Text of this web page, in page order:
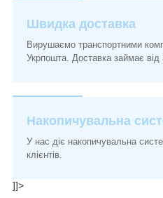
Швидка доставка
Вирушаємо транспортними
Укрпошта. Доставка займає від
Накопичувальна
У нас діє накопичувальна
клієнтів.
]]>